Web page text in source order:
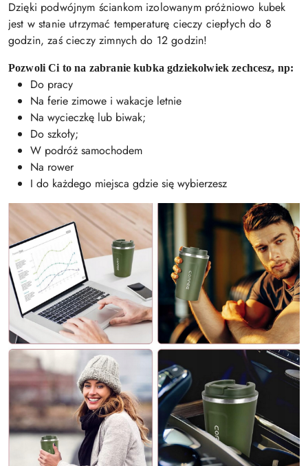
Dzięki podwójnym ściankom izolowanym próżniowo kubek
jest w stanie utrzymać temperaturę cieczy ciepłych do 8
godzin, zaś cieczy zimnych do 12 godzin!
Pozwoli Ci to na zabranie kubka gdziekolwiek zechcesz, np:
Do pracy
Na ferie zimowe i wakacje letnie
Na wycieczkę lub biwak;
Do szkoły;
W podróż samochodem
Na rower
I do każdego miejsca gdzie się wybierzesz